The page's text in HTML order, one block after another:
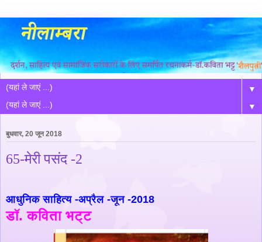
▼
▼
बुधवार, 20 जून 2018
65-मेरी पसंद -2
आधुनिक साहित्य -अप्रैल -जून -2018
डॉ. कविता भट्ट